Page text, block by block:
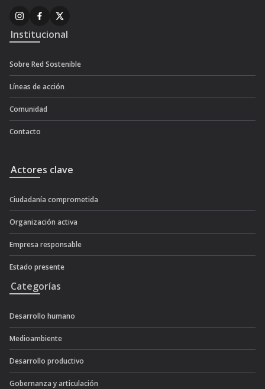
Institucional
Sobre Red Sostenible
Líneas de acción
Comunidad
Contacto
Actores clave
Ciudadanía comprometida
Organización activa
Empresa responsable
Estado presente
Categorías
Desarrollo humano
Medioambiente
Desarrollo productivo
Gobernanza y articulación